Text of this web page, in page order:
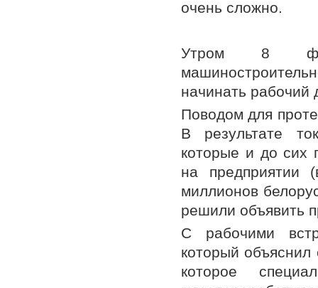
очень сложно.
Утром 8
начинать рабочий
Поводом для
В результате
которые и до сих
на предприятии
миллионов
решили объявить
С рабочими
который
которое